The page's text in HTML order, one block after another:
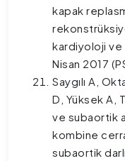
kapak
kardiyoloji ve
Nisan 2017
Saygılı A,
D, Yüksek A,
ve subaortik
kombine
subaortik